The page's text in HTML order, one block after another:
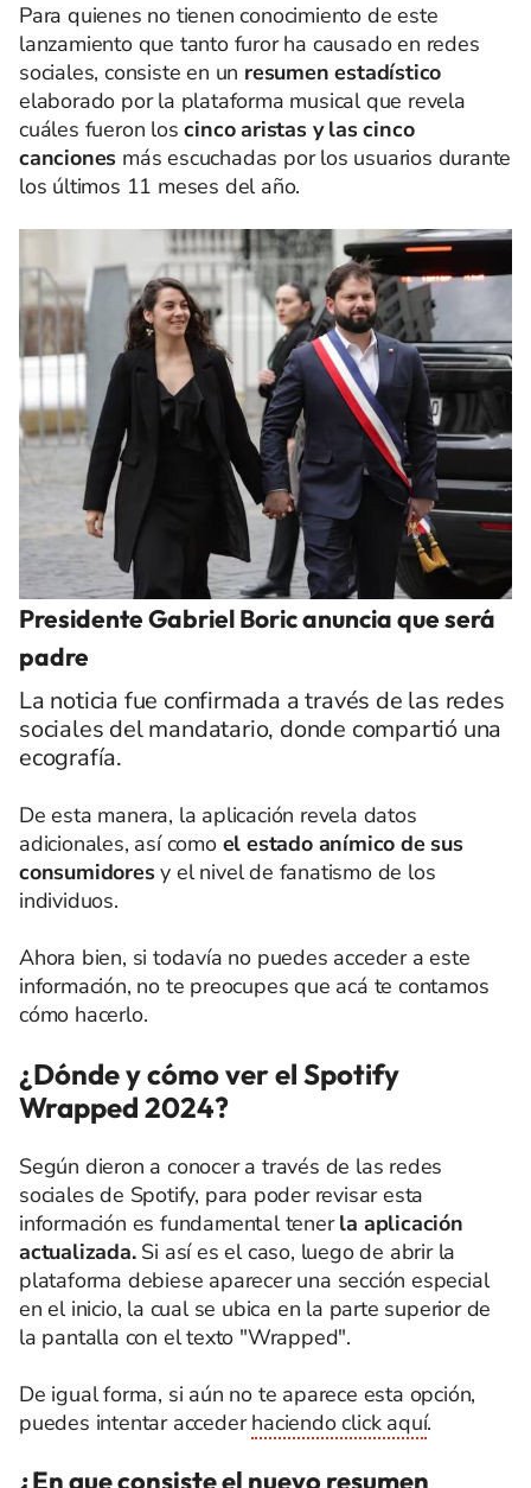
Para quienes no tienen conocimiento de este
lanzamiento que tanto furor ha causado en redes
sociales, consiste en un resumen estadístico
elaborado por la plataforma musical que revela
cuáles fueron loscinco aristas y las cinco
canciones más escuchadas por los usuarios durante
los últimos 11 meses del año.
Presidente Gabriel Boric anuncia que será
padre
La noticia fue confirmada a través de las redes
sociales del mandatario, donde compartió una
ecografía.
De esta manera, la aplicación revela datos
adicionales, así como el estado anímico de sus
consumidoresy el nivel de fanatismo de los
individuos.
Ahora bien, si todavía no puedes acceder a este
información, no te preocupes que acá te contamos
cómo hacerlo.
¿Dónde y cómo ver el Spotify
Wrapped 2024?
Según dieron a conocer a través de las redes
sociales de Spotify, para poder revisar esta
información es fundamental tenerla aplicación
actualizada.Si así es el caso, luego de abrir la
plataforma debiese aparecer una sección especial
en el inicio, la cual se ubica en la parte superior de
la pantalla con el texto "Wrapped".
De igual forma, si aún no te aparece esta opción,
puedes intentar accederhaciendo click aquí.
¿En que consiste el nuevo resumen